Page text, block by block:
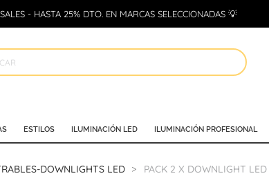
- HASTA 25% DTO. EN MARCAS SELECCIONADAS 💡
ESTILOS ILUMINACIÓN LED ILUMINACIÓN PROFESIONAL
DOWNLIGHTS LED PACK 2 X DOWNLIGHT